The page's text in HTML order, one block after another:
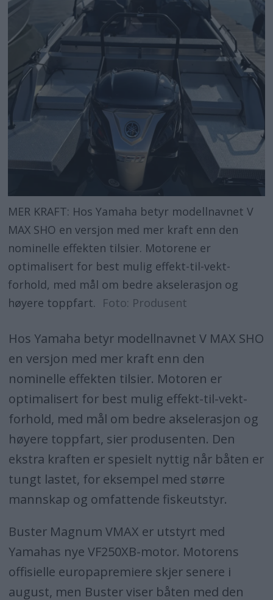
MER KRAFT: Hos Yamaha betyr modellnavnet V
MAX SHO en versjon med mer kraft enn den
nominelle effekten tilsier. Motorene er
optimalisert for best mulig effekt-til-vekt-
forhold, med mål om bedre akselerasjon og
høyere toppfart.
Foto: Produsent
Hos Yamaha betyr modellnavnet V MAX SHO
en versjon med mer kraft enn den
nominelle effekten tilsier. Motoren er
optimalisert for best mulig effekt-til-vekt-
forhold, med mål om bedre akselerasjon og
høyere toppfart, sier produsenten. Den
ekstra kraften er spesielt nyttig når båten er
tungt lastet, for eksempel med større
mannskap og omfattende fiskeutstyr.
Buster Magnum VMAX er utstyrt med
Yamahas nye VF250XB-motor. Motorens
offisielle europapremiere skjer senere i
august, men Buster viser båten med den